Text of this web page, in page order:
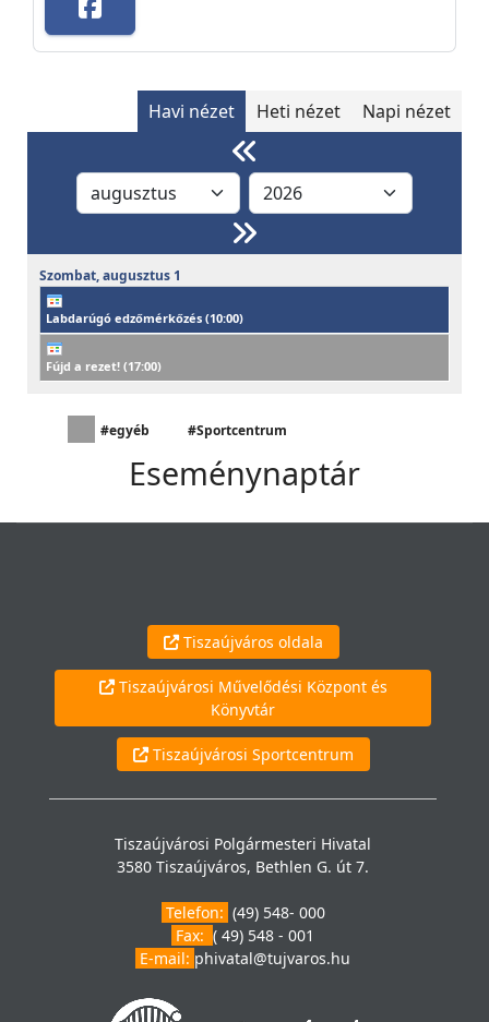
Havi nézet Heti nézet Napi nézet
Szombat,augusztus 1
Labdarúgó edzőmérkőzés (10:00)
Fújd a rezet! (17:00)
#egyéb #Sportcentrum
Eseménynaptár
Tiszaújváros oldala
Tiszaújvárosi Művelődési Központ és
Könyvtár
Tiszaújvárosi Sportcentrum
Tiszaújvárosi Polgármesteri Hivatal
3580 Tiszaújváros, Bethlen G. út 7.
Telefon: (49) 548- 000
Fax: ( 49) 548 - 001
E-mail: phivatal@tujvaros.hu